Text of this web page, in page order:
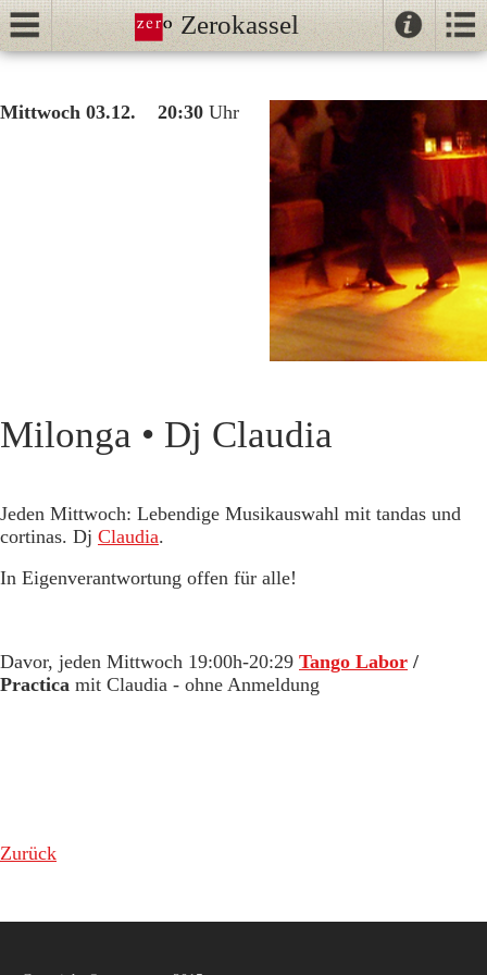
Zerokassel
//
Mittwoch 03.12. 20:30 Uhr
Milonga • Dj Claudia
Jeden Mittwoch: Lebendige Musikauswahl mit tandas und
cortinas. Dj Claudia.
In Eigenverantwortung offen für alle!
Davor, jeden Mittwoch 19:00h-20:29 Tango Labor /
Practica mit Claudia - ohne Anmeldung
Zurück